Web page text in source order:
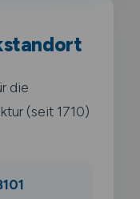
die
(seit 1710)